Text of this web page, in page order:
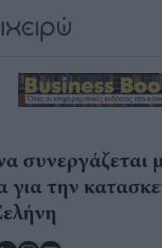
συνεργάζεται
για την